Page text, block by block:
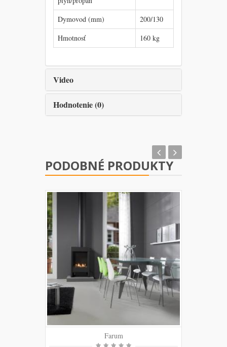
Dymovod (mm)
200/130
Hmotnosť
160 kg
Video
Hodnotenie (0)
PODOBNÉ PRODUKTY
Farum